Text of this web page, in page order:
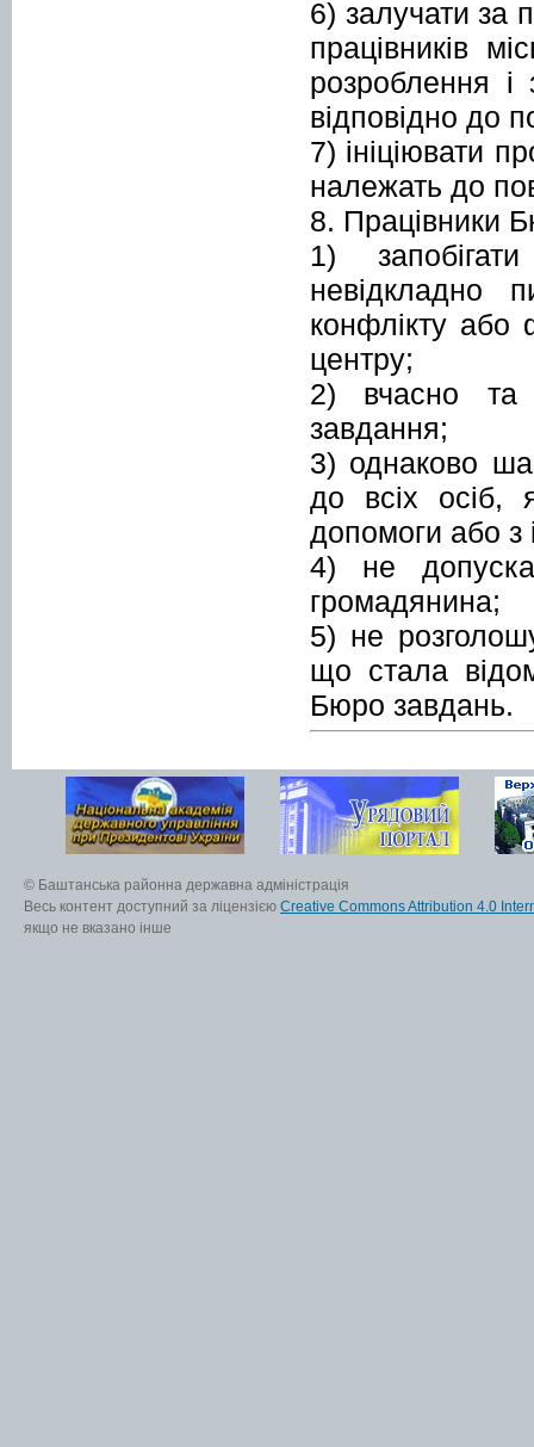
6) залучати за
працівників
розроблення і
відповідно до
7) ініціювати
належать до
8. Працівники
1)
невідкладно
конфлікту або
центру;
2) вчасно та
завдання;
3) однаково
до всіх осіб,
допомоги або з
4) не
громадянина;
5) не
що стала
Бюро завдань.
© Баштанська районна державна адміністрація
Весь контент доступний за ліцензією Creative Commons Attribution 4.0
якщо не вказано інше